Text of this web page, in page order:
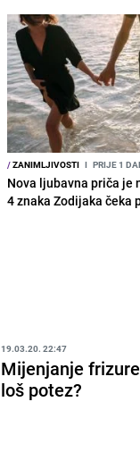
/ZANIMLJIVOSTI I PRIJE 1
Nova ljubavna priča je
4 znaka Zodijaka čeka
19.03.20. 22:47
Mijenjanje
loš potez?